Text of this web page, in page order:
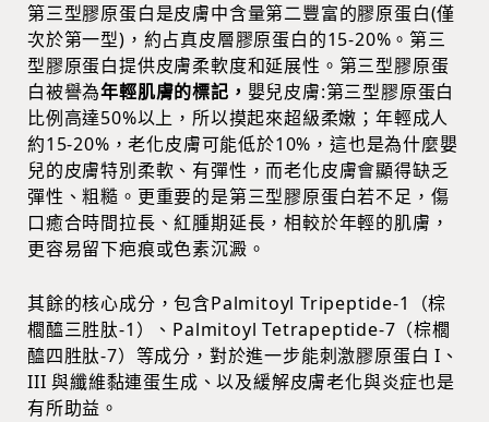
第三型膠原蛋白是皮膚中含量第二豐富的膠原蛋白(僅
次於第一型)，約占真皮層膠原蛋白的15-20%。第三
型膠原蛋白提供皮膚柔軟度和延展性。第三型膠原蛋
白被譽為年輕肌膚的標記， 嬰兒皮膚:第三型膠原蛋白
比例高達50%以上，所以摸起來超級柔嫩；年輕成人
約15-20%，老化皮膚可能低於10%，這也是為什麼嬰
兒的皮膚特別柔軟、有彈性，而老化皮膚會顯得缺乏
彈性、粗糙。更重要的是第三型膠原蛋白若不足，傷
口癒合時間拉長、紅腫期延長，相較於年輕的肌膚，
更容易留下疤痕或色素沉澱。
其餘的核心成分，包含Palmitoyl Tripeptide-1（棕
櫚醯三胜肽-1）、Palmitoyl Tetrapeptide-7（棕櫚
醯四胜肽-7）等成分，對於進一步能刺激膠原蛋白 I、
III 與纖維黏連蛋生成、以及緩解皮膚老化與炎症也是
有所助益。